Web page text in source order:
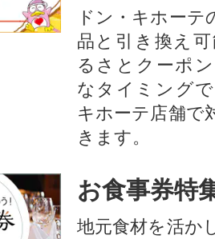
ドン・キホーテ
品と引き換え
るさとクーポ
なタイミング
キホーテ店舗で
きます。
お食事券特
地元食材を活か